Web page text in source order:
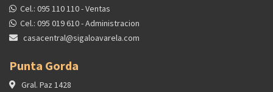
Cel.: 095 110 110 - Ventas
Cel.: 095 019 610 - Administracion
casacentral@sigaloavarela.com
Punta Gorda
Gral. Paz 1428